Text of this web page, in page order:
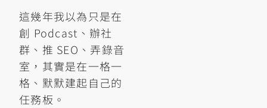
這幾年我以為只是在
創 Podcast、辦社
群、推 SEO、弄錄音
室，其實是在一格一
格、默默建起自己的
任務板。